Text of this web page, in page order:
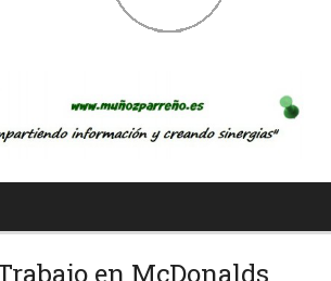
en McDonalds